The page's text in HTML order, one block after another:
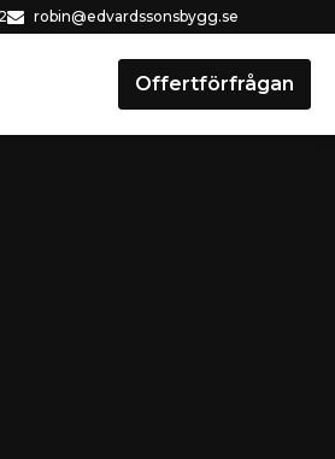
robin@edvardssonsbygg.se
Offertförfrågan